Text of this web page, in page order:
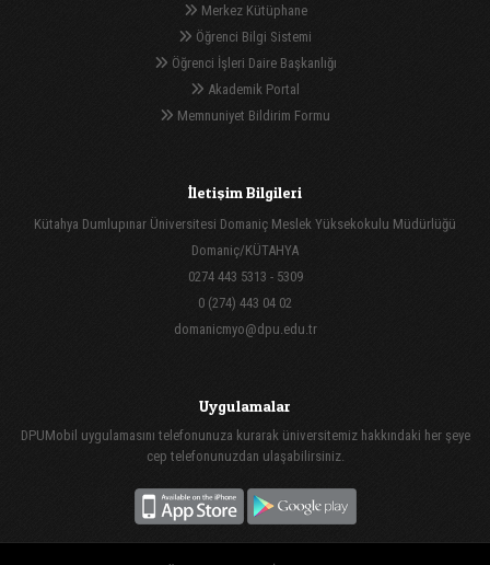
Merkez Kütüphane
Öğrenci Bilgi Sistemi
Öğrenci İşleri Daire Başkanlığı
Akademik Portal
Memnuniyet Bildirim Formu
İletişim Bilgileri
Kütahya Dumlupınar Üniversitesi Domaniç Meslek Yüksekokulu Müdürlüğü
Domaniç/KÜTAHYA
0274 443 5313 - 5309
0 (274) 443 04 02
domanicmyo@dpu.edu.tr
Uygulamalar
DPUMobil uygulamasını telefonunuza kurarak üniversitemiz hakkındaki her şeye
cep telefonunuzdan ulaşabilirsiniz.